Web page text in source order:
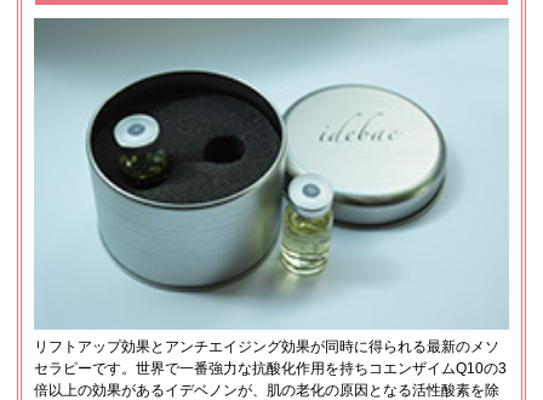
リフトアップ効果とアンチエイジング効果が同時に得られる最新のメソ
セラピーです。世界で一番強力な抗酸化作用を持ちコエンザイムQ10の3
倍以上の効果があるイデベノンが、肌の老化の原因となる活性酸素を除